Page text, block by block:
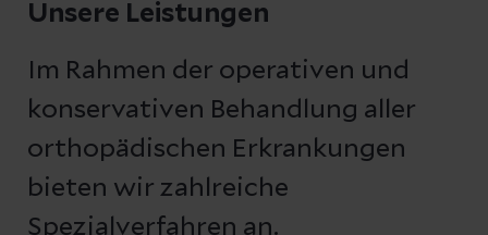
Unsere Leistungen
Im Rahmen der operativen und
konservativen Behandlung aller
orthopädischen Erkrankungen
bieten wir zahlreiche
Spezialverfahren an.